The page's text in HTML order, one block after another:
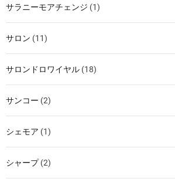
サラニーモアチェンジ (1)
サロン (11)
サロンドロワイヤル (18)
サンコー (2)
シェモア (1)
シャープ(2)